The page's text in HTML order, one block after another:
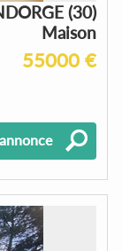
(30)
Maison
55000 €